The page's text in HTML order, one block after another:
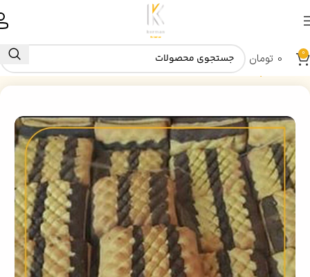
0 تومان
خانه کلمپه برشی دو رنگ